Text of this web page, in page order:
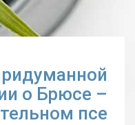
о Брюсе –
псе